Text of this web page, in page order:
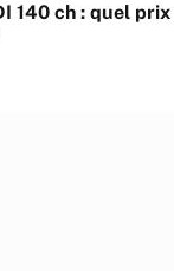
140 ch : quel